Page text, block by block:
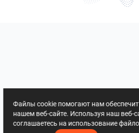
Файлы cookie помогают нам
нашем веб-сайте. Используя наш веб-
соглашаетесь на использование